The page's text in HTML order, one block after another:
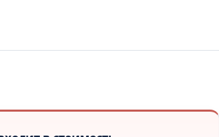
.
Здесь вы посетите
пути.